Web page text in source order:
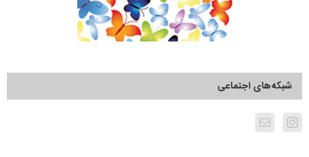
شبکه‌های اجتماعی